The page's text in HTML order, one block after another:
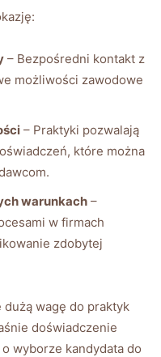
– Bezpośredni kontakt z
możliwości zawodowe
– Praktyki pozwalają
które można
warunkach –
w firmach
zdobytej
wagę do praktyk
doświadczenie
wyborze kandydata do